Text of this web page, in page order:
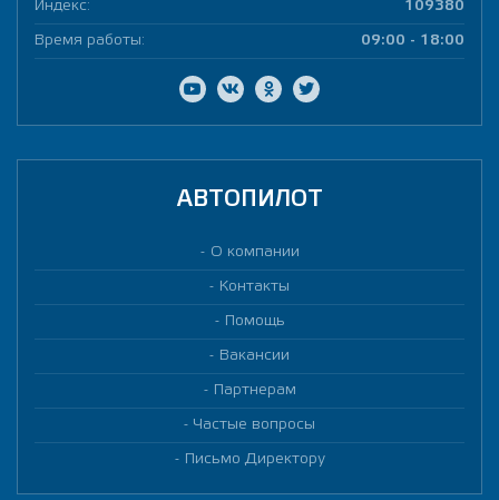
Индекс: 109380
Время работы: 09:00 - 18:00
АВТОПИЛОТ
О компании
Контакты
Помощь
Вакансии
Партнерам
Частые вопросы
Письмо Директору